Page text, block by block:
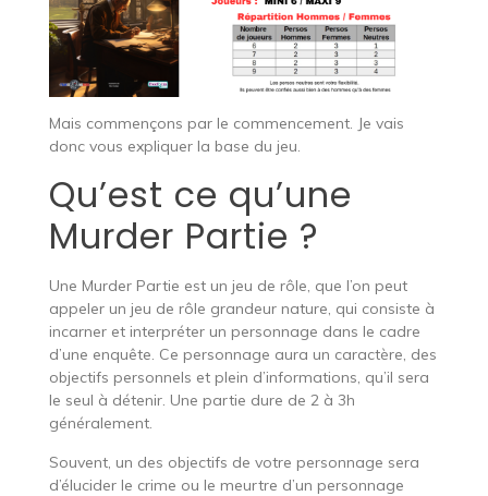
Mais commençons par le commencement. Je vais
donc vous expliquer la base du jeu.
Qu’est ce qu’une
Murder Partie ?
Une Murder Partie est un jeu de rôle, que l’on peut
appeler un jeu de rôle grandeur nature, qui consiste à
incarner et interpréter un personnage dans le cadre
d’une enquête. Ce personnage aura un caractère, des
objectifs personnels et plein d’informations, qu’il sera
le seul à détenir. Une partie dure de 2 à 3h
généralement.
Souvent, un des objectifs de votre personnage sera
d’élucider le crime ou le meurtre d’un personnage